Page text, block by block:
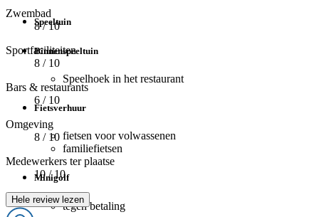
Speeltuin
Binnenspeeltuin
Speelhoek in het restaurant
Fietsverhuur
fietsen voor volwassenen
familiefietsen
Minigolf
tegen betaling
Zwembad
8/ 10
Sportfaciliteiten
8 / 10
Bars & restaurants
6 / 10
Omgeving
8 / 10
Medewerkers ter plaatse
10/ 10
Hele review lezen